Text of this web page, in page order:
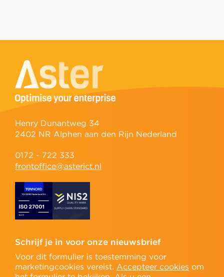
Henry Dunantweg 34
2402 NR Alphen aan den Rijn Nederland
0172 - 722 333
frontoffice@asterict.nl
Schrijf je in voor onze nieuwsbrief
Voor dit formulier is toestemming voor
marketingcookies vereist. Accepteer cookies om